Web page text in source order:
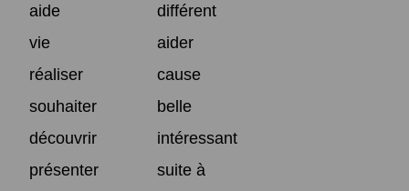
aide
différent
vie
aider
réaliser
cause
souhaiter
belle
découvrir
intéressant
présenter
suite à